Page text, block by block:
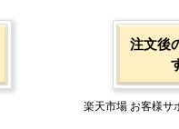
注文後
楽天市場 お客様サ